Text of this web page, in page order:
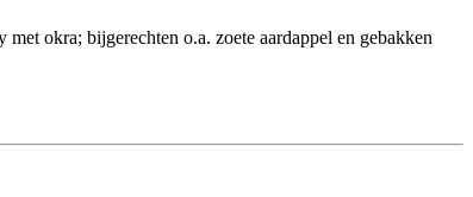
okra; bijgerechten o.a. zoete aardappel en gebakken